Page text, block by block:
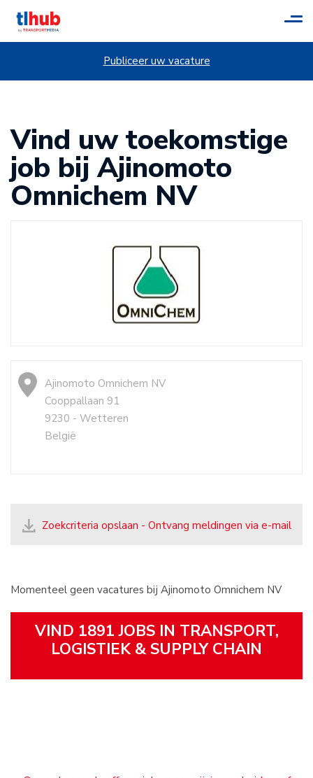
Publiceer uw vacature
Vind uw toekomstige
job bij Ajinomoto
Omnichem NV
Ajinomoto Omnichem NV
Cooppallaan 91
9230 - Wetteren
België
Zoekcriteria opslaan - Ontvang meldingen via e-mail
Momenteel geen vacatures bij Ajinomoto Omnichem NV
VIND 1891 JOBS IN TRANSPORT,
LOGISTIEK & SUPPLY CHAIN